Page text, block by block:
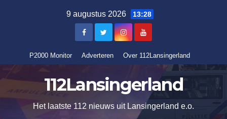
9 augustus 2026 13:28
P2000 Monitor Adverteren Over 112Lansingerland
112Lansingerland
Het laatste 112 nieuws uit Lansingerland e.o.